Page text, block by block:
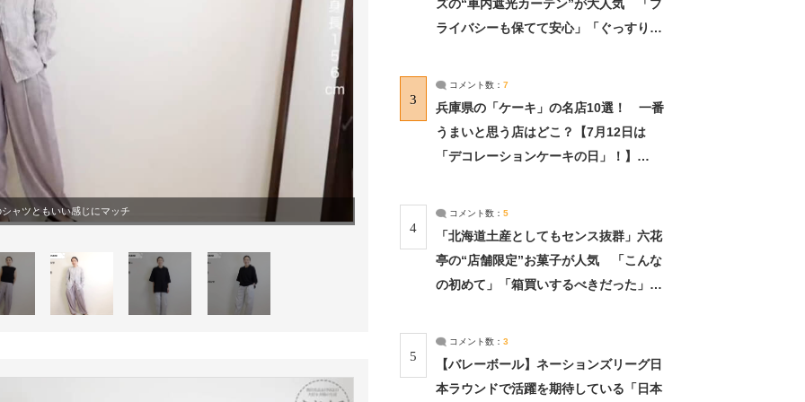
ャツともいい感じにマッチ
ズの“車内遮光カーテン”が大人気 「プ
ライバシーも保てて安心」「ぐっすり眠
3
コメント数： 7
兵庫県の「ケーキ」の名店10選！ 一番
うまいと思う店はどこ？【7月12日は
「デコレーションケーキの日」！】
4
コメント数： 5
「北海道土産としてもセンス抜群」六花
亭の“店舗限定”お菓子が人気 「こんな
の初めて」「箱買いするべきだった」
5
コメント数： 3
【バレーボール】ネーションズリーグ日
本ラウンドで活躍を期待している「日本